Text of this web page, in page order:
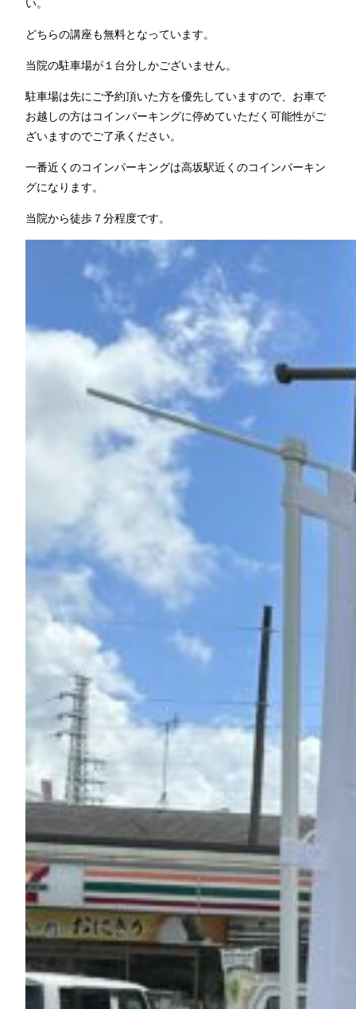
い。
どちらの講座も無料となっています。
当院の駐車場が１台分しかございません。
駐車場は先にご予約頂いた方を優先していますので、お車で
お越しの方はコインパーキングに停めていただく可能性がご
ざいますのでご了承ください。
一番近くのコインパーキングは高坂駅近くのコインパーキン
グになります。
当院から徒歩７分程度です。